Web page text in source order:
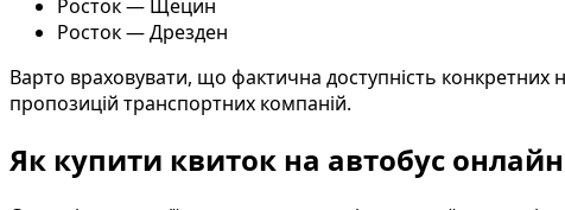
Росток — Щецин
Росток — Дрезден
Варто враховувати, що фактична доступність конкретних
пропозицій транспортних компаній.
Як купити квиток на автобус онлайн